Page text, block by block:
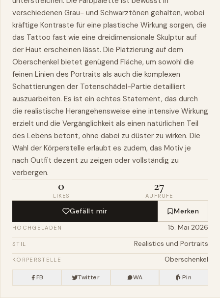
verschiedenen Grau- und Schwarztönen gehalten, wobei
kräftige Kontraste für eine plastische Wirkung sorgen, die
das Tattoo fast wie eine dreidimensionale Skulptur auf
der Haut erscheinen lässt. Die Platzierung auf dem
Oberschenkel bietet genügend Fläche, um sowohl die
feinen Linien des Portraits als auch die komplexen
Schattierungen der Totenschädel-Partie detailliert
auszuarbeiten. Es ist ein echtes Statement, das durch
die realistische Herangehensweise eine intensive Wirkung
erzielt und die Vergänglichkeit als einen natürlichen Teil
des Lebens betont, ohne dabei zu düster zu wirken. Die
Wahl der Körperstelle erlaubt es zudem, das Motiv je
nach Outfit dezent zu zeigen oder vollständig zu
verbergen.
0
LIKES
27
AUFRUFE
Gefällt mir Merken
HOCHGELADEN 15. Mai 2026
STIL Realistics und Portraits
KÖRPERSTELLE Oberschenkel
FB Twitter WA Pin